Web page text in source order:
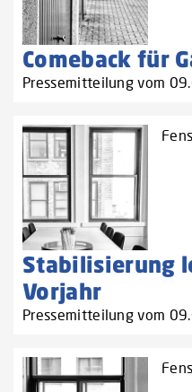
Comeback für
Pressemitteilung vom
Stabilisierung
Vorjahr
Pressemitteilung vom